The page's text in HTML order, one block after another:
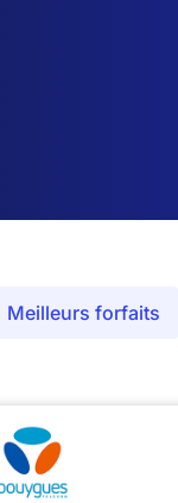
Meilleurs forfaits